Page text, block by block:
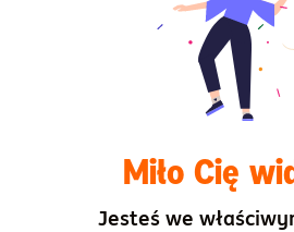
kończąc na tłamszeniu demokracji
Zjednoczone, Wielka Brytania i
Indie zapowiedziały
oznacza że oficjele z tych krajów
Financial Times zwraca uwagę na
igrzyskami duży problem i, mimo
milionów dolarów za możliwość
Miło Cię
Jesteś we